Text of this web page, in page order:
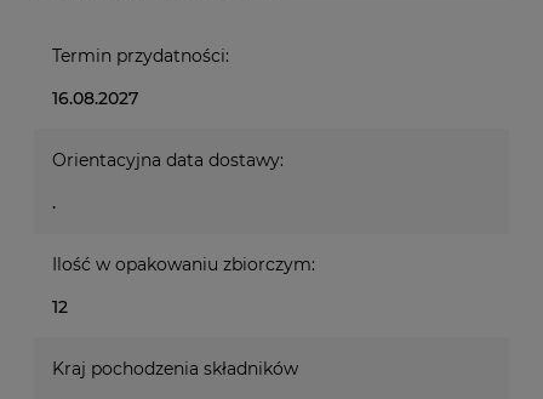
Termin przydatności:
16.08.2027
Orientacyjna data dostawy:
.
Ilość w opakowaniu zbiorczym:
12
Kraj pochodzenia składników